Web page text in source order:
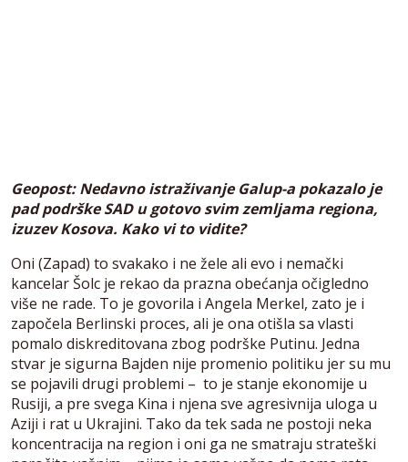
Geopost: Nedavno istraživanje Galup-a pokazalo je
pad podrške SAD u gotovo svim zemljama regiona,
izuzev Kosova. Kako vi to vidite?
Oni (Zapad) to svakako i ne žele ali evo i nemački
kancelar Šolc je rekao da prazna obećanja očigledno
više ne rade. To je govorila i Angela Merkel, zato je i
započela Berlinski proces, ali je ona otišla sa vlasti
pomalo diskreditovana zbog podrške Putinu. Jedna
stvar je sigurna Bajden nije promenio politiku jer su mu
se pojavili drugi problemi – to je stanje ekonomije u
Rusiji, a pre svega Kina i njena sve agresivnija uloga u
Aziji i rat u Ukrajini. Tako da tek sada ne postoji neka
koncentracija na region i oni ga ne smatraju strateški